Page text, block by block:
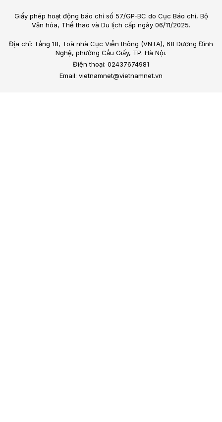
Giấy phép hoạt động báo chí số 57/GP-BC do Cục Báo chí, Bộ
Văn hóa, Thể thao và Du lịch cấp ngày 06/11/2025.
Địa chỉ: Tầng 18, Toà nhà Cục Viễn thông (VNTA), 68 Dương Đình
Nghệ, phường Cầu Giấy, TP. Hà Nội.
Điện thoại: 02437674981
Email: vietnamnet@vietnamnet.vn